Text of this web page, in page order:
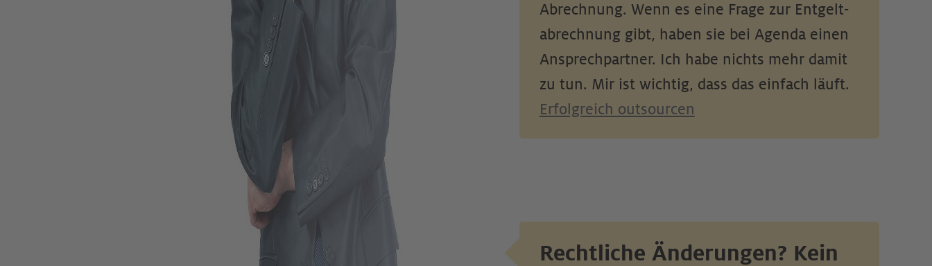
Abrechnung. Wenn es eine Frage zur Entgelt­
ab­rechnung gibt, haben sie bei Agenda einen
Ansprechpartner. Ich habe nichts mehr damit
zu tun. Mir ist wichtig, dass das einfach läuft.
Erfolgreich outsourcen
Rechtliche Änderungen? Kein